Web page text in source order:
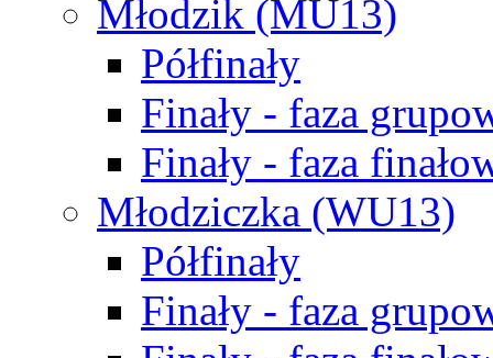
Młodzik (MU13)
Półfinały
Finały - faza
Finały - faza
Młodziczka (WU13)
Półfinały
Finały - faza